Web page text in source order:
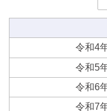
令和4
令和5
令和6
令和7